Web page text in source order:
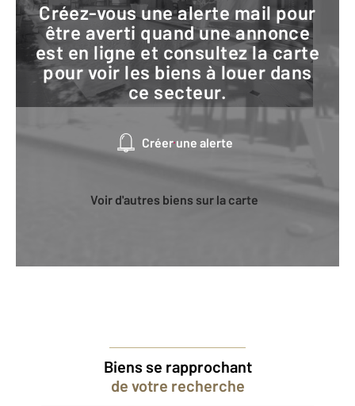
Créez-vous une alerte mail pour
être averti quand une annonce
est en ligne et consultez la carte
pour voir les biens à louer dans
ce secteur.
Créer une alerte
Voir d'autres biens sur la carte
Biens se rapprochant
de votre recherche